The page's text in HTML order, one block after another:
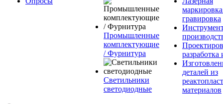
Промышленные
комплектующие
/ Фурнитура
Светильники
светодиодные
гравировка
разработка
деталей из
материалов